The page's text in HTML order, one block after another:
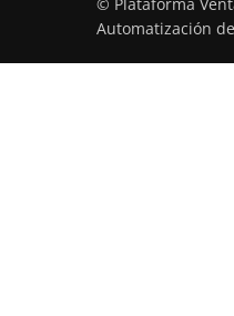
Automatización